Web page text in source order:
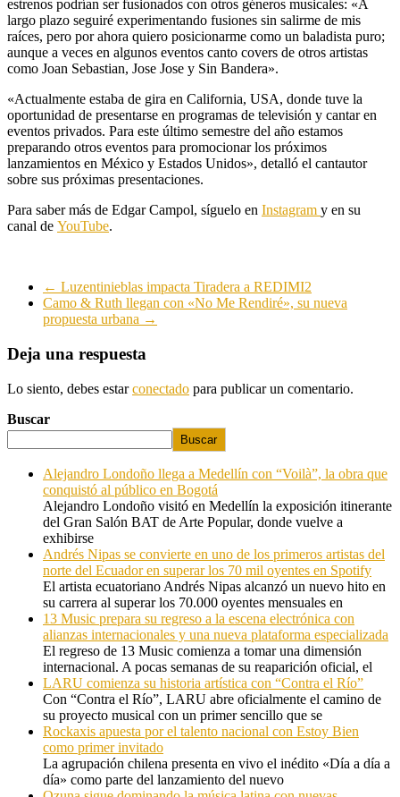
estrenos podrían ser fusionados con otros géneros musicales: «A
largo plazo seguiré experimentando fusiones sin salirme de mis
raíces, pero por ahora quiero posicionarme como un baladista puro;
aunque a veces en algunos eventos canto covers de otros artistas
como Joan Sebastian, Jose Jose y Sin Bandera».
«Actualmente estaba de gira en California, USA, donde tuve la
oportunidad de presentarse en programas de televisión y cantar en
eventos privados. Para este último semestre del año estamos
preparando otros eventos para promocionar los próximos
lanzamientos en México y Estados Unidos», detalló el cantautor
sobre sus próximas presentaciones.
Para saber más de Edgar Campol, síguelo en Instagram y en su
canal de YouTube.
← Luzentinieblas impacta Tiradera a REDIMI2
Camo & Ruth llegan con «No Me Rendiré», su nueva
propuesta urbana →
Deja una respuesta
Lo siento, debes estarconectado para publicar un comentario.
Buscar
Buscar
Alejandro Londoño llega a Medellín con “Voilà”, la obra que
conquistó al público en Bogotá
Alejandro Londoño visitó en Medellín la exposición itinerante
del Gran Salón BAT de Arte Popular, donde vuelve a
exhibirse
Andrés Nipas se convierte en uno de los primeros artistas del
norte del Ecuador en superar los 70 mil oyentes en Spotify
El artista ecuatoriano Andrés Nipas alcanzó un nuevo hito en
su carrera al superar los 70.000 oyentes mensuales en
13 Music prepara su regreso a la escena electrónica con
alianzas internacionales y una nueva plataforma especializada
El regreso de 13 Music comienza a tomar una dimensión
internacional. A pocas semanas de su reaparición oficial, el
LARU comienza su historia artística con “Contra el Río”
Con “Contra el Río”, LARU abre oficialmente el camino de
su proyecto musical con un primer sencillo que se
Rockaxis apuesta por el talento nacional con Estoy Bien
como primer invitado
La agrupación chilena presenta en vivo el inédito «Día a día a
día» como parte del lanzamiento del nuevo